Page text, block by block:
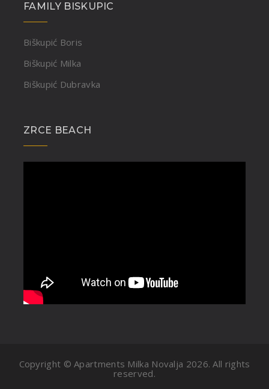
FAMILY BISKUPIC
Biškupić Boris
Biškupić Milka
Biškupić Dubravka
ZRCE BEACH
Copyright © Apartments Milka Novalja 2026. All rights
reserved.